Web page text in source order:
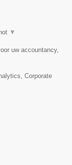
▼
uw accountancy,
Corporate